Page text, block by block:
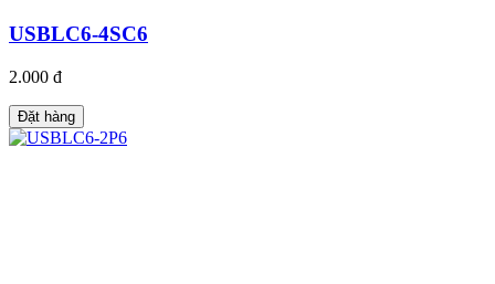
USBLC6-4SC6
2.000 đ
Đặt hàng